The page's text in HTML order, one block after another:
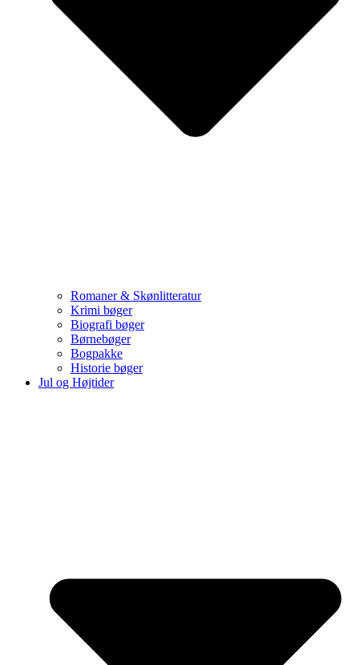
Romaner & Skønlitteratur
Krimi bøger
Biografi bøger
Børnebøger
Bogpakke
Historie bøger
Jul og Højtider